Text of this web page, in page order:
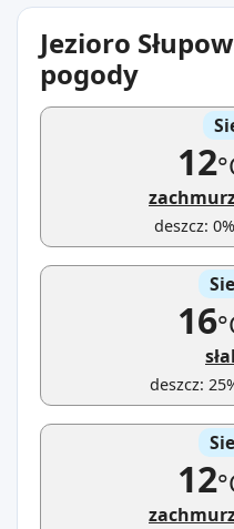
Jezioro
pogody
12
deszcz:
16
deszcz:
12